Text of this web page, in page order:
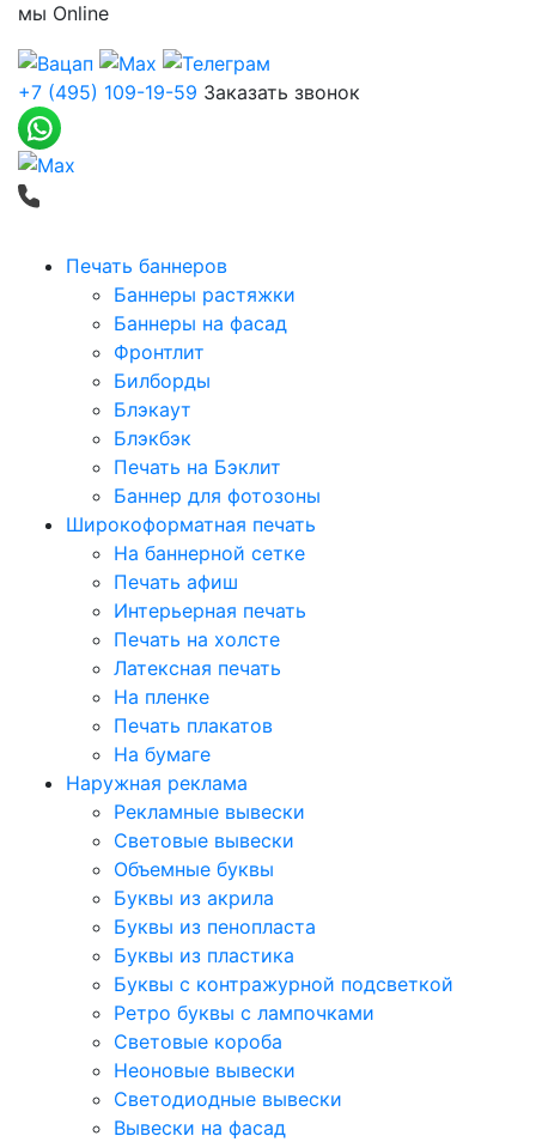
мы Online
+7 (495) 109-19-59 Заказать звонок
Печать баннеров
Баннеры растяжки
Баннеры на фасад
Фронтлит
Билборды
Блэкаут
Блэкбэк
Печать на Бэклит
Баннер для фотозоны
Широкоформатная печать
На баннерной сетке
Печать афиш
Интерьерная печать
Печать на холсте
Латексная печать
На пленке
Печать плакатов
На бумаге
Наружная реклама
Рекламные вывески
Световые вывески
Объемные буквы
Буквы из акрила
Буквы из пенопласта
Буквы из пластика
Буквы с контражурной подсветкой
Ретро буквы с лампочками
Световые короба
Неоновые вывески
Светодиодные вывески
Вывески на фасад